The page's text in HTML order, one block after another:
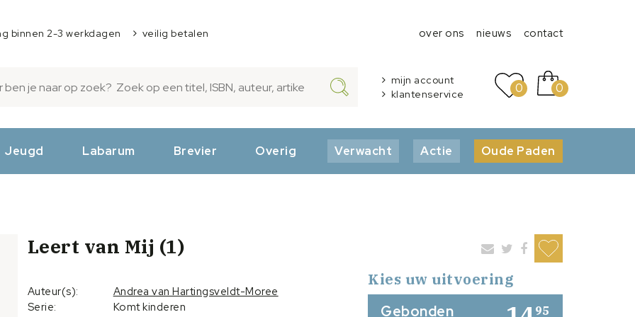
binnen 2-3 werkdagen veilig betalen over ons nieuws contact
mijn account
klantenservice
0 0
Jeugd Labarum Brevier Overig Verwacht Actie Oude Paden
Leert van Mij (1)
Auteur(s):
Andrea van Hartingsveldt-Moree
Serie:
Komt kinderen
Kies uw uitvoering
95
Gebonden